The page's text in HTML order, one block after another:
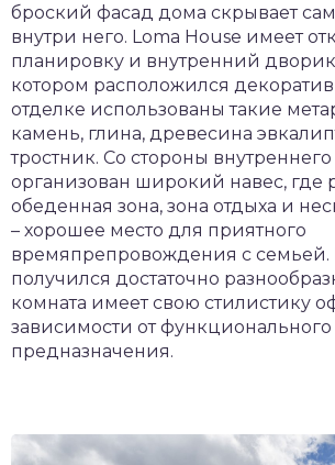
броский фасад дома скрывает
внутри него. Loma House имеет
планировку и внутренний дворик
котором расположился
отделке использованы такие
камень, глина, древесина
тростник. Со стороны
организован широкий навес, где
обеденная зона, зона отдыха и
– хорошее место для приятного
времяпрепровождения с семьей.
получился достаточно
комната имеет свою стилистику
зависимости от функционального
предназначения.